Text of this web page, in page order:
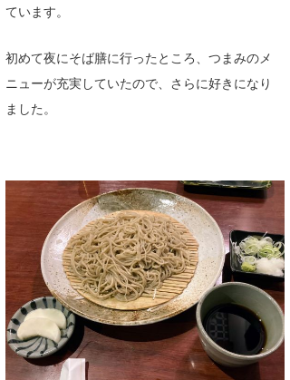
ています。
初めて夜にそば膳に行ったところ、つまみのメ
ニューが充実していたので、さらに好きになり
ました。